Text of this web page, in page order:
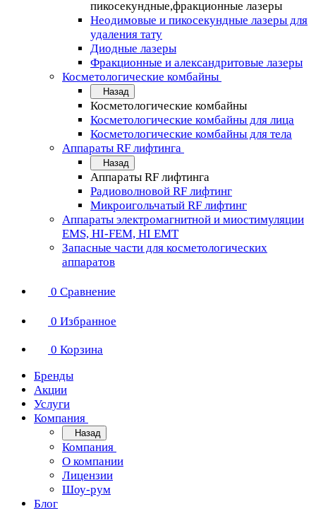
пикосекундные,фракционные лазеры
Неодимовые и пикосекундные лазеры для
удаления тату
Диодные лазеры
Фракционные и александритовые лазеры
Косметологические комбайны
Назад
Косметологические комбайны
Косметологические комбайны для лица
Косметологические комбайны для тела
Аппараты RF лифтинга
Назад
Аппараты RF лифтинга
Радиоволновой RF лифтинг
Микроигольчатый RF лифтинг
Аппараты электромагнитной и миостимуляции
EMS, HI-FEM, HI EMT
Запасные части для косметологических
аппаратов
0 Сравнение
0 Избранное
0 Корзина
Бренды
Акции
Услуги
Компания
Назад
Компания
О компании
Лицензии
Шоу-рум
Блог